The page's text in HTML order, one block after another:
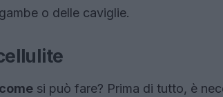
o delle caviglie.
come si può fare? Prima di tutto, è